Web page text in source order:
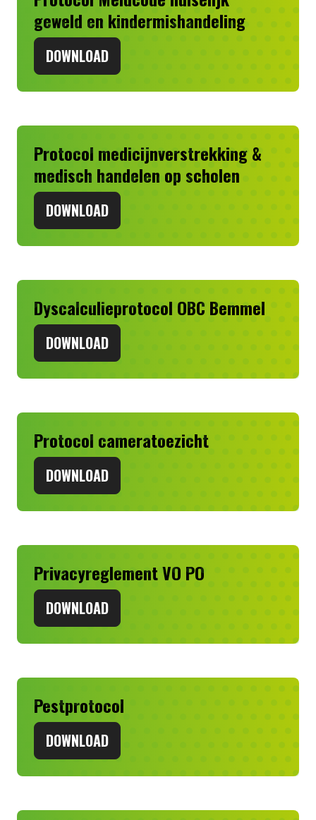
geweld en kindermishandeling
DOWNLOAD
Protocol medicijnverstrekking &
medisch handelen op scholen
DOWNLOAD
Dyscalculieprotocol OBC Bemmel
DOWNLOAD
Protocol cameratoezicht
DOWNLOAD
Privacyreglement VO PO
DOWNLOAD
Pestprotocol
DOWNLOAD